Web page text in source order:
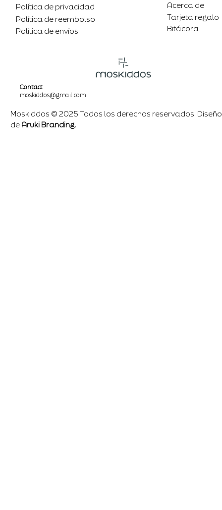
Política de privacidad
Política de reembolso
Política de envíos
Acerca de
Tarjeta regalo
Bitácora
Contact
moskiddos@gmail.com
Moskiddos © 2025 Todos los derechos reservados. Diseño
de Aruki Branding.